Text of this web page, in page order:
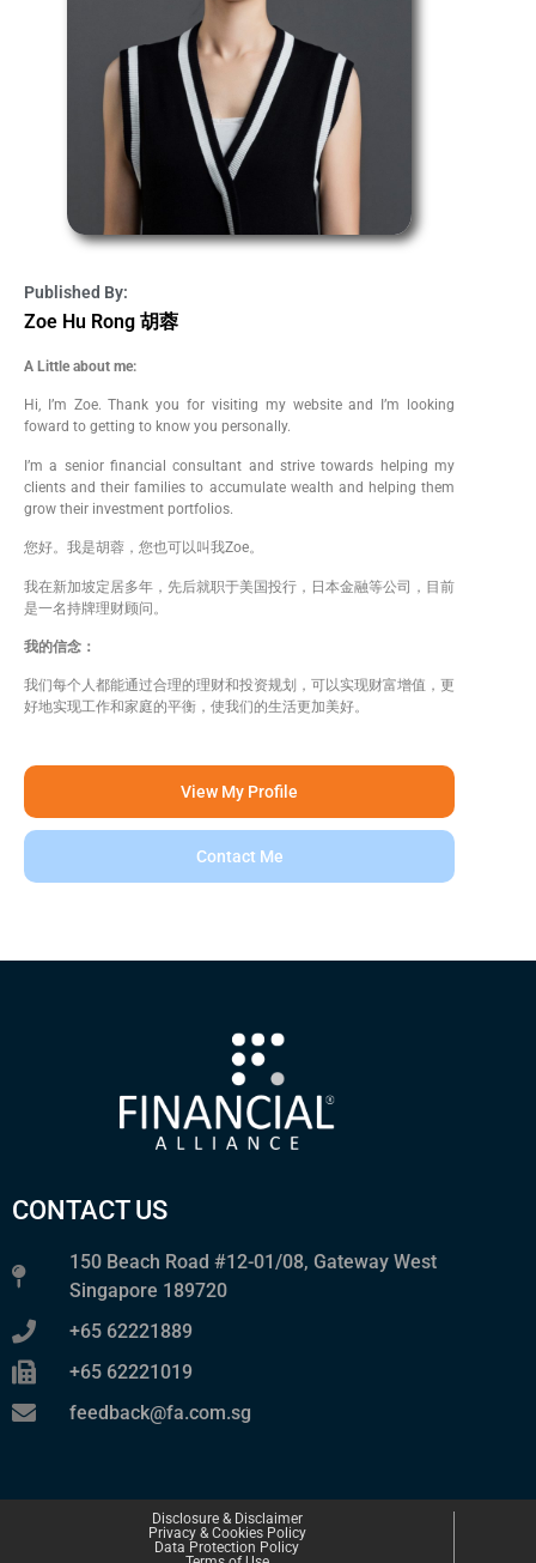
Published By:
Zoe Hu Rong 胡蓉
A Little about me:
Hi, I’m Zoe. Thank you for visiting my website and I’m looking
foward to getting to know you personally.
I’m a senior financial consultant and strive towards helping my
clients and their families to accumulate wealth and helping them
grow their investment portfolios.
您好。我是胡蓉，您也可以叫我Zoe。
我在新加坡定居多年，先后就职于美国投行，日本金融等公司，目前
是一名持牌理财顾问。
我的信念：
我们每个人都能通过合理的理财和投资规划，可以实现财富增值，更
好地实现工作和家庭的平衡，使我们的生活更加美好。
View My Profile
Contact Me
CONTACT US
150 Beach Road #12-01/08, Gateway West
Singapore 189720
+65 62221889
+65 62221019
feedback@fa.com.sg
Disclosure & Disclaimer
Privacy & Cookies Policy
Data Protection Policy